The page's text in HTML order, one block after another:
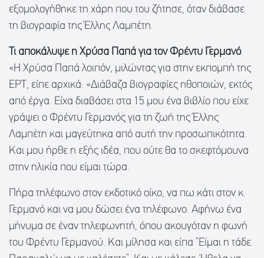
εξομολογήθηκε τη χάρη που του ζήτησε, όταν διάβασε
τη βιογραφία της Έλλης Λαμπέτη.
Τι αποκάλυψε η Χρύσα Παπά για τον Φρέντυ Γερμανό
«Η Χρύσα Παπά λοιπόν, μιλώντας για στην εκπομπή της
ΕΡΤ, είπε αρχικά: «Διάβαζα βιογραφίες ηθοποιών, εκτός
από έργα. Είχα διαβάσει στα 15 μου ένα βιβλίο που είχε
γράψει ο Φρέντυ Γερμανός για τη ζωή της Έλλης
Λαμπέτη και μαγεύτηκα από αυτή την προσωπικότητα.
Και μου ήρθε η εξής ιδέα, που ούτε θα το σκεφτόμουνα
στην ηλικία που είμαι τώρα.
Πήρα τηλέφωνο στον εκδοτικό οίκο, να πω κάτι στον κ.
Γερμανό και να μου δώσει ένα τηλέφωνο. Αφήνω ένα
μήνυμα σε έναν τηλεφωνητή, όπου ακουγόταν η φωνή
του Φρέντυ Γερμανού. Και μίλησα και είπα “Είμαι η τάδε.